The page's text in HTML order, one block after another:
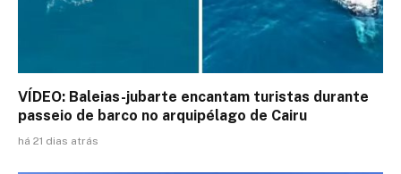
VÍDEO: Baleias-jubarte encantam turistas durante
passeio de barco no arquipélago de Cairu
há 21 dias atrás